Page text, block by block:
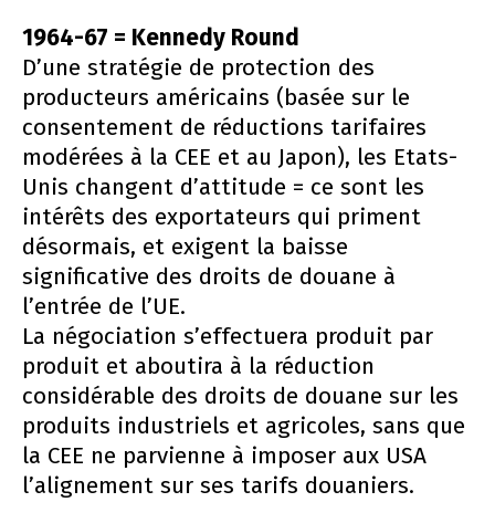
1964-67 = Kennedy Round
D’une stratégie de protection des
producteurs américains (basée sur le
consentement de réductions tarifaires
modérées à la CEE et au Japon), les Etats-
Unis changent d’attitude = ce sont les
intérêts des exportateurs qui priment
désormais, et exigent la baisse
significative des droits de douane à
l’entrée de l’UE.
La négociation s’effectuera produit par
produit et aboutira à la réduction
considérable des droits de douane sur les
produits industriels et agricoles, sans que
la CEE ne parvienne à imposer aux USA
l’alignement sur ses tarifs douaniers.